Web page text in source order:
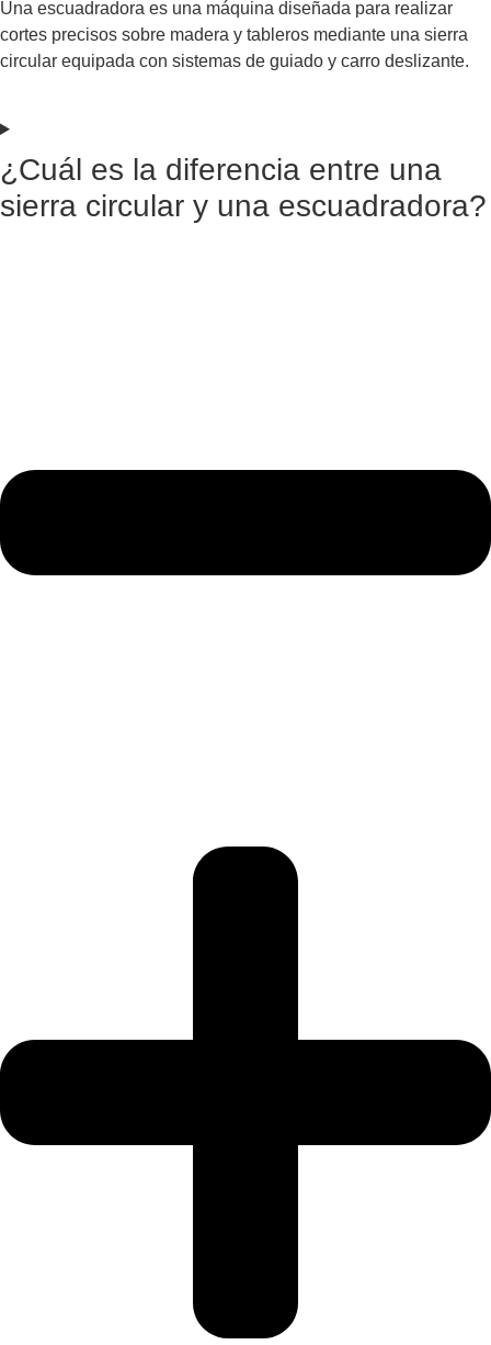
Una escuadradora es una máquina diseñada para realizar
cortes precisos sobre madera y tableros mediante una sierra
circular equipada con sistemas de guiado y carro deslizante.
¿Cuál es la diferencia entre una
sierra circular y una escuadradora?